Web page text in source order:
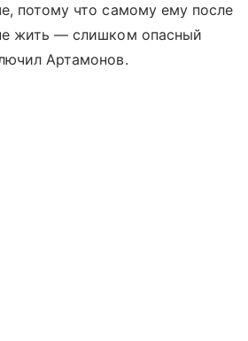
потому что самому ему после
жить — слишком опасный
Артамонов.